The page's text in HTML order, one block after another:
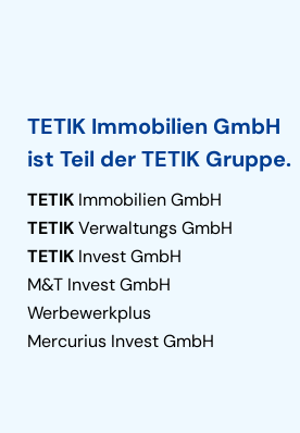
TETIK Immobilien GmbH
ist Teil der TETIK Gruppe.
TETIK Immobilien GmbH
TETIKVerwaltungs GmbH
TETIK Invest GmbH
M&T Invest GmbH
Werbewerkplus
Mercurius Invest GmbH